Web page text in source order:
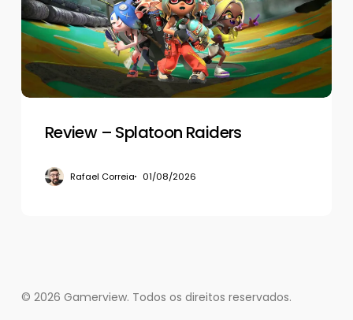
Review – Splatoon Raiders
Rafael Correia 01/08/2026
© 2026 Gamerview. Todos os direitos reservados.